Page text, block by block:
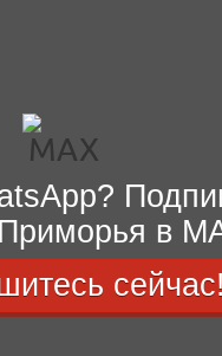
в
сейчас!